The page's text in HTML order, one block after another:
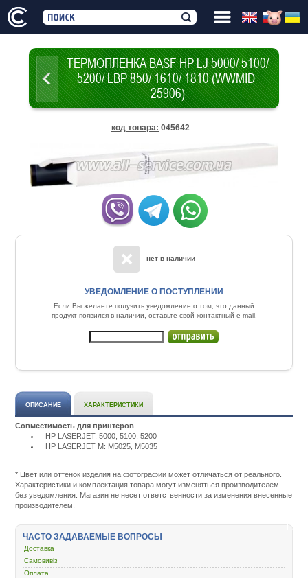
ТЕРМОПЛЕНКА BASF HP LJ 5000/ 5100/
5200/ LBP 850/ 1610/ 1810 (WWMID-
25906)
код товара: 045642
нет в наличии
УВЕДОМЛЕНИЕ О ПОСТУПЛЕНИИ
Если Вы желаете получить уведомление о том, что данный
продукт появился в наличии, оставьте свой контактный e-mail.
ОПИСАНИЕ ХАРАКТЕРИСТИКИ
Совместимость для принтеров
HP LASERJET: 5000, 5100, 5200
HP LASERJET M: M5025, M5035
zapchasti-
k-
printeram-
hp-
5100-
* Цвет или оттенок изделия на фотографии может отличаться от реального.
Характеристики и комплектация товара могут изменяться производителем
без уведомления. Магазин не несет ответственности за изменения внесенные
производителем.
ЧАСТО ЗАДАВАЕМЫЕ ВОПРОСЫ
Доставка
Самовивіз
Оплата